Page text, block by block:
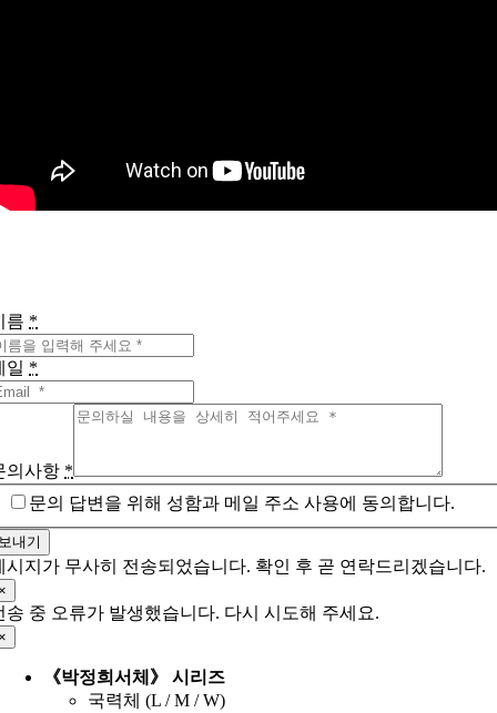
름 *
일 *
의사항 *
문의 답변을 위해 성함과 메일 주소 사용에 동의합니다.
내기
시지가 무사히 전송되었습니다. 확인 후 곧 연락드리겠습니다.
송 중 오류가 발생했습니다. 다시 시도해 주세요.
《박정희서체》 시리즈
국력체 (L / M / W)